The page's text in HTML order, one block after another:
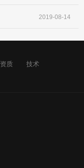
2019-08-14
资质
技术